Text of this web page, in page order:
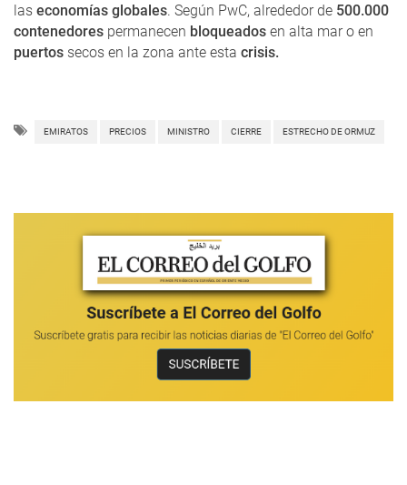
las economías globales. Según PwC, alrededor de 500.000
contenedores permanecen bloqueados en alta mar o en
puertos secos en la zona ante esta crisis.
EMIRATOS PRECIOS MINISTRO CIERRE ESTRECHO DE ORMUZ